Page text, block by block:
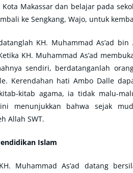
Makassar dan belajar pada
ke Sengkang, Wajo, untuk
KH. Muhammad As’ad
KH. Muhammad As’ad
sendiri, berdatanganlah
Kerendahan hati Ambo Dalle
kitab agama, ia tidak malu-
menunjukkan bahwa sejak
Allah SWT.
Islam
Muhammad As’ad datang